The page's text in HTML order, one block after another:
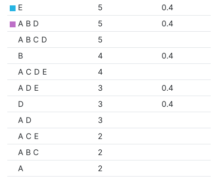
E
5
0.4
A B D
5
0.4
A B C D
5
B
4
0.4
A C D E
4
A D E
3
0.4
D
3
0.4
A D
3
A C E
2
A B C
2
A
2